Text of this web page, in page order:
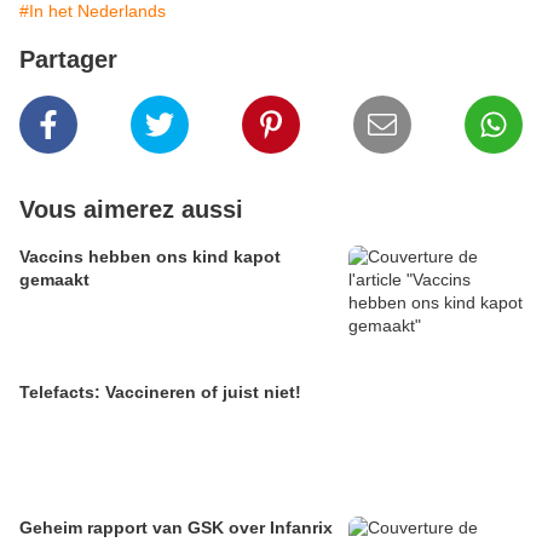
#In het Nederlands
Partager
Vous aimerez aussi
Vaccins hebben ons kind kapot
gemaakt
Telefacts: Vaccineren of juist niet!
Geheim rapport van GSK over Infanrix